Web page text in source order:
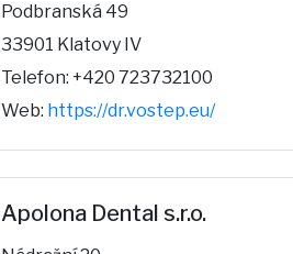
Podbranská 49
33901 Klatovy IV
Telefon: +420 723732100
Web: https://dr.vostep.eu/
Apolona Dental s.r.o.